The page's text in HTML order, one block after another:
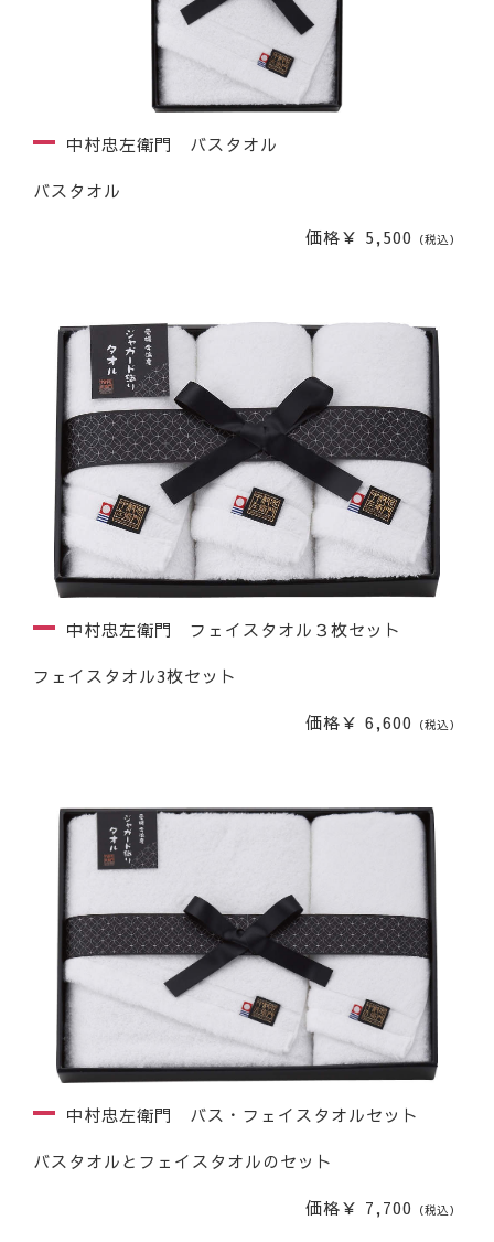
中村忠左衛門 バスタオル
バスタオル
価格￥ 5,500 （税込）
中村忠左衛門 フェイスタオル３枚セット
フェイスタオル3枚セット
価格￥ 6,600 （税込）
中村忠左衛門 バス・フェイスタオルセット
バスタオルとフェイスタオルのセット
価格￥ 7,700 （税込）